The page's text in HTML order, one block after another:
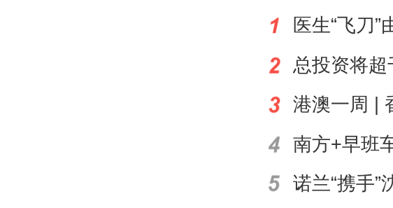
亿元，同比
体，但趋势
难啃了。
为开发商渠
医生“飞刀”